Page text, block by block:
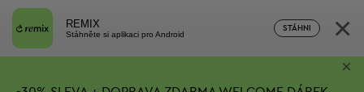
REMIX
Stáhněte si aplikaci pro Android
STÁHNI ×
×